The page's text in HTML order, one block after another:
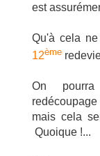
est
Qu'à cela
12ème
On
mais cela
Quoique !...